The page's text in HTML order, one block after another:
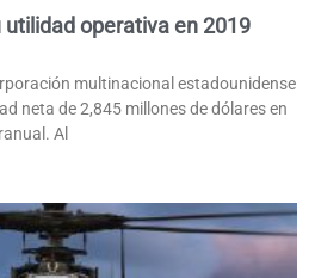
utilidad operativa en 2019
multinacional estadounidense
neta de 2,845 millones de dólares en
Al